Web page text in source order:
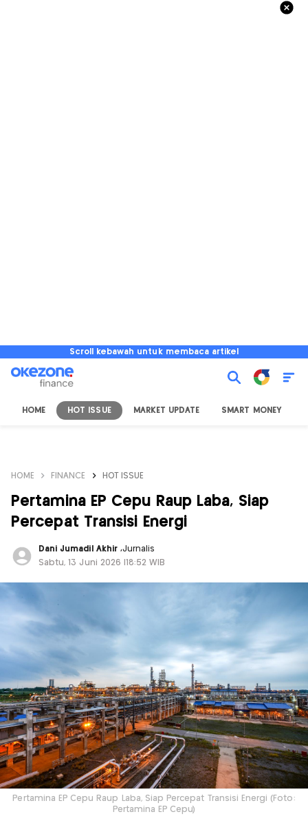
Scroll kebawah untuk membaca artikel
HOME HOT ISSUE MARKET UPDATE SMART MONEY
HOME FINANCE HOT ISSUE
Pertamina EP Cepu Raup Laba, Siap
Percepat Transisi Energi
Dani Jumadil Akhir ,Jurnalis
Sabtu, 13 Juni 2026 |18:52 WIB
Pertamina EP Cepu Raup Laba, Siap Percepat Transisi Energi (Foto:
Pertamina EP Cepu)